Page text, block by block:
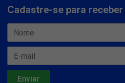
Cadastre-se para